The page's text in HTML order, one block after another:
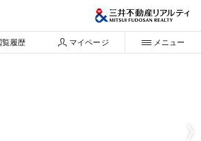
覧履歴 マイページ メニュー